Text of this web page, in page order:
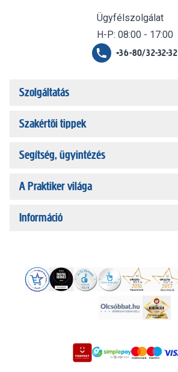
Ügyfélszolgálat
H-P: 08:00 - 17:00
+36-80/32-32-32
Szolgáltatás
Szakértői tippek
Segítség, ügyintézés
A Praktiker világa
Információ